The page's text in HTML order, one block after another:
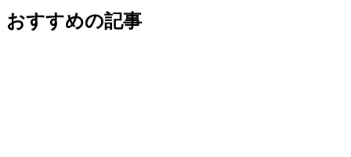
おすすめの記事